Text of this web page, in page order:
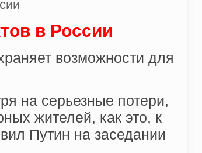
в России
возможности для
на серьезные потери,
жителей, как это, к
Путин на заседании